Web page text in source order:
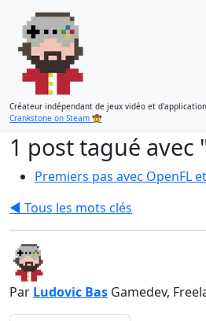
Créateur indépendant de jeux vidéo et
Crankstone on Steam 🤠
1 post tagué avec
Premiers pas avec OpenFL
◀️ Tous les mots clés
Par Ludovic Bas Gamedev,